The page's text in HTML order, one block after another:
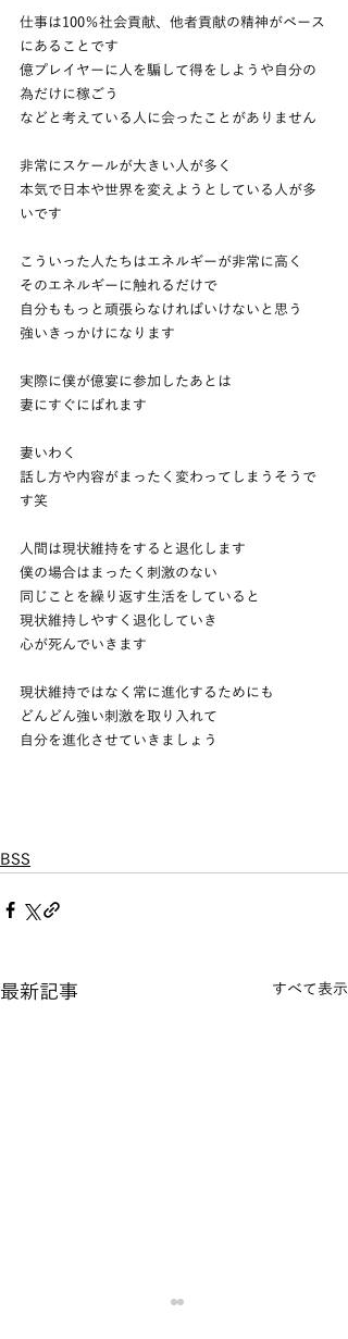
仕事は100％社会貢献、他者貢献の精神がベース
にあることです
億プレイヤーに人を騙して得をしようや自分の
為だけに稼ごう
などと考えている人に会ったことがありません
非常にスケールが大きい人が多く
本気で日本や世界を変えようとしている人が多
いです
こういった人たちはエネルギーが非常に高く
そのエネルギーに触れるだけで
自分ももっと頑張らなければいけないと思う
強いきっかけになります
実際に僕が億宴に参加したあとは
妻にすぐにばれます
妻いわく
話し方や内容がまったく変わってしまうそうで
す笑
人間は現状維持をすると退化します
僕の場合はまったく刺激のない
同じことを繰り返す生活をしていると
現状維持しやすく退化していき
心が死んでいきます
現状維持ではなく常に進化するためにも
どんどん強い刺激を取り入れて
自分を進化させていきましょう
BSS
最新記事 すべて表示